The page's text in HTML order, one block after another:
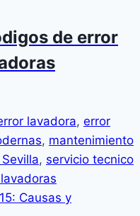
de error
lavadora, error
, mantenimiento
, servicio tecnico